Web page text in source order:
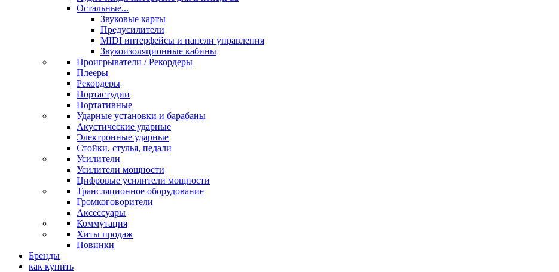
Остальные...
Звуковые карты
Предусилители
MIDI интерфейсы и панели управления
Звукоизоляционные кабины
Проигрыватели / Рекордеры
Плееры
Рекордеры
Портастудии
Портативные
Ударные установки и барабаны
Акустические ударные
Электронные ударные
Стойки, стулья, педали
Усилители
Усилители мощности
Цифровые усилители мощности
Трансляционное оборудование
Громкоговорители
Аксессуары
Коммутация
Хиты продаж
Новинки
Бренды
как купить